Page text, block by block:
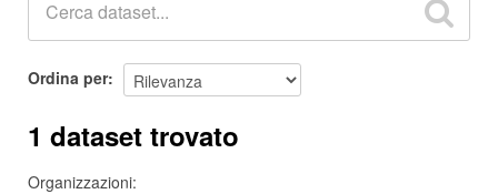
Ordina per
1 dataset trovato
Organizzazioni: